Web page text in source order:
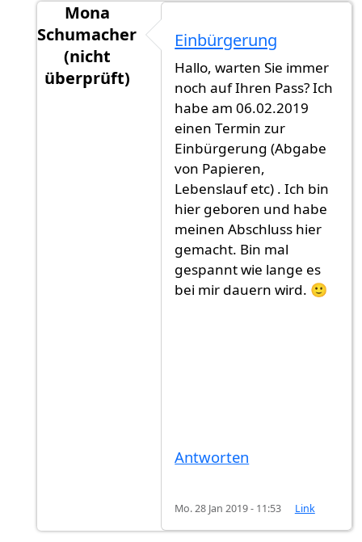
Mona
Schumacher
(nicht
überprüft)
Ich warte schon vonGast (nicht
Einbürgerung
Hallo, warten Sie immer
noch auf Ihren Pass? Ich
habe am 06.02.2019
einen Termin zur
Einbürgerung (Abgabe
von Papieren,
Lebenslauf etc) . Ich bin
hier geboren und habe
meinen Abschluss hier
gemacht. Bin mal
gespannt wie lange es
bei mir dauern wird. 🙂
Antworten
Mo. 28 Jan 2019 - 11:53 Link